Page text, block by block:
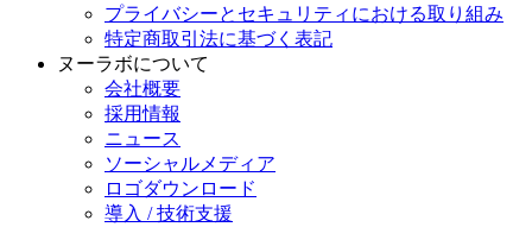
プライバシーとセキュリティにおける取り組み
特定商取引法に基づく表記
ヌーラボについて
会社概要
採用情報
ニュース
ソーシャルメディア
ロゴダウンロード
導入 / 技術支援